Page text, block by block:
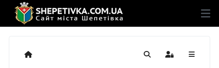
Додому ПошукSign In